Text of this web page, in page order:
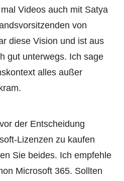
Videos auch mit Satya
von
diese Vision und ist aus
gut unterwegs. Ich sage
alles außer
der Entscheidung
Lizenzen zu kaufen
Sie beides. Ich empfehle
Microsoft 365. Sollten